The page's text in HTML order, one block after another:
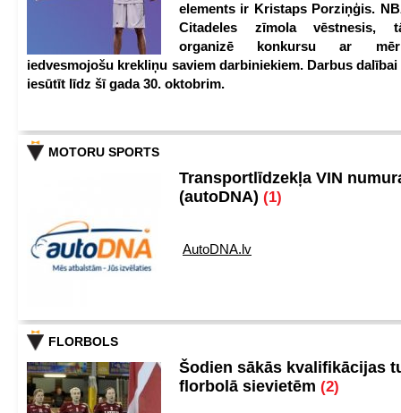
elements ir Kristaps Porziņģis.
Citadeles zīmola vēstnesis,
organizē konkursu ar
iedvesmojošu krekliņu saviem darbiniekiem. Darbus
iesūtīt līdz šī gada 30. oktobrim.
MOTORU SPORTS
Transportlīdzekļa VIN
(autoDNA) (1)
AutoDNA.lv
FLORBOLS
Šodien sākās kvalifikācijas
florbolā sievietēm (2)